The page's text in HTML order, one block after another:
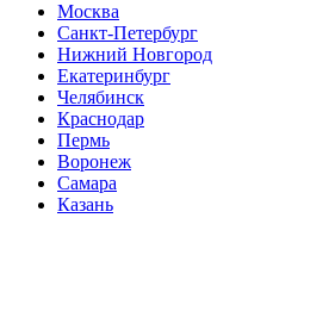
Москва
Санкт-Петербург
Нижний Новгород
Екатеринбург
Челябинск
Краснодар
Пермь
Воронеж
Самара
Казань